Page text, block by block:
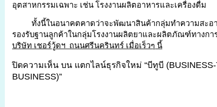
อุตสาหกรรมเฉพาะ เช่น โรงงานผลิตอาหารและเครื่องดื่ม
ทั้งนี้ในอนาคตคาดว่าจะพัฒนาสินค้ากลุ่มทำความสะอ
รองรับฐานลูกค้าในกลุ่มโรงงานผลิตยาและผลิตภัณฑ์ทางก
บริษัท เชอร์วู้ดฯ ถนนศรีนครินทร์ เมื่อเร็วๆ นี้
ปิดความเห็น บน แตกไลน์ธุรกิจใหม่ “บีทูบี
BUSINESS)”